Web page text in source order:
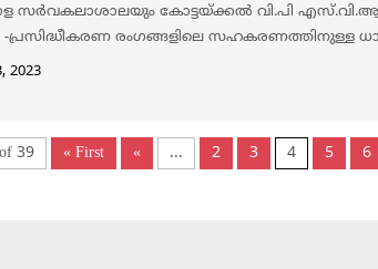
സർവകലാശാലയും കോട്ടയ്ക്കൽ വി.പി
-പ്രസിദ്ധീകരണ രംഗങ്ങളിലെ സഹകരണത്തിനുള്ള
2023
39 « First « ... 2 3 4 5 6